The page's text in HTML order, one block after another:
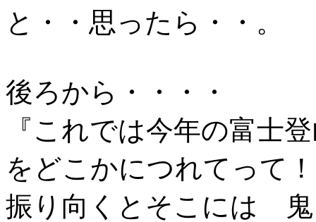
と・・思ったら・・。
後ろから・・・・
『これでは今年の富士
をどこかにつれてって
振り向くとそこには